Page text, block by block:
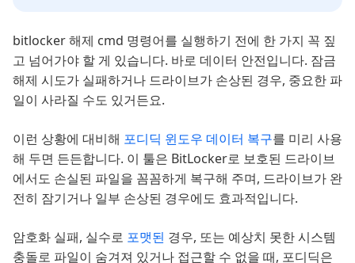
bitlocker 해제 cmd 명령어를 실행하기 전에 한 가지 꼭 짚
고 넘어가야 할 게 있습니다. 바로 데이터 안전입니다. 잠금
해제 시도가 실패하거나 드라이브가 손상된 경우, 중요한 파
일이 사라질 수도 있거든요.
이런 상황에 대비해 포디딕 윈도우 데이터 복구를 미리 사용
해 두면 든든합니다. 이 툴은 BitLocker로 보호된 드라이브
에서도 손실된 파일을 꼼꼼하게 복구해 주며, 드라이브가 완
전히 잠기거나 일부 손상된 경우에도 효과적입니다.
암호화 실패, 실수로 포맷된 경우, 또는 예상치 못한 시스템
충돌로 파일이 숨겨져 있거나 접근할 수 없을 때, 포디딕은